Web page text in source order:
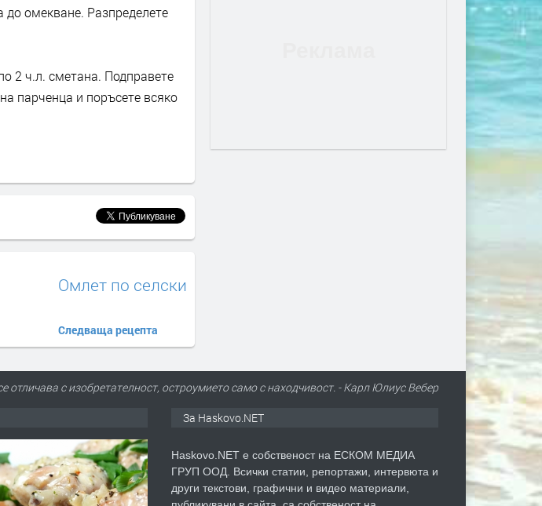
до омекване. Разпределете
2 ч.л. сметана. Подправете
парченца и поръсете всяко
Омлет по селски
Следваща рецепта
отличава с изобретателност, остроумието само с находчивост. - Карл Юлиус Вебер
За Haskovo.NET
Haskovo.NET е собственост на ЕСКОМ МЕДИА
ГРУП ООД. Всички статии, репортажи, интервюта и
други текстови, графични и видео материали,